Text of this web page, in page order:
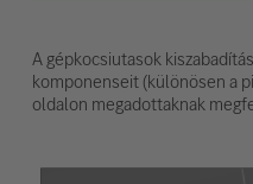
A gépkocsiutasok
komponenseit (különösen a
oldalon megadottaknak